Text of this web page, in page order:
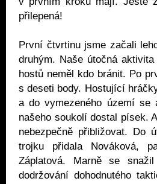
přilepená!
První čtvrtinu jsme začali
druhým. Naše útočná
hostů neměl kdo bránit. Po
s deseti body. Hostující
a do vymezeného území se
našeho soukolí dostal písek.
nebezpečně přibližovat. Do
trojku přidala Nováková,
Záplatová. Marně se
dodržování dohodnutého